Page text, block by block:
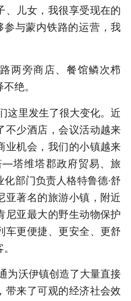
、儿女，我很享受现在的
参与蒙内铁路的运营，我
旁商店、餐馆鳞次栉
绝。
里发生了很大变化。近
不少酒店，会议活动越来
业机会，我们的小镇越来
—塔维塔郡政府贸易、旅
部门负责人格特鲁德·舒
亚著名的旅游小镇，附近
尼亚最大的野生动物保护
车更便捷、更安全、更舒
沃伊镇创造了大量直接
带来了可观的经济社会效